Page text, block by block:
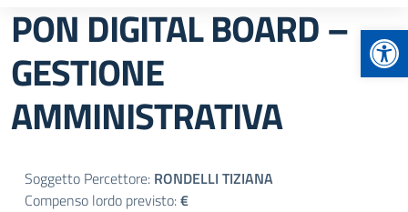
PON DIGITAL BOARD –
GESTIONE
AMMINISTRATIVA
Soggetto Percettore: RONDELLI TIZIANA
Compenso lordo previsto:€